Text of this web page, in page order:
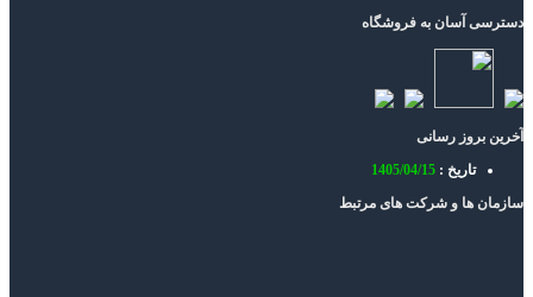
دسترسی آسان به فروشگاه
آخرین بروز رسانی
تاریخ : 1405/04/15
سازمان ها و شرکت های مرتبط